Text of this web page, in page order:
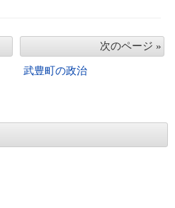
次のページ »
武豊町の政治